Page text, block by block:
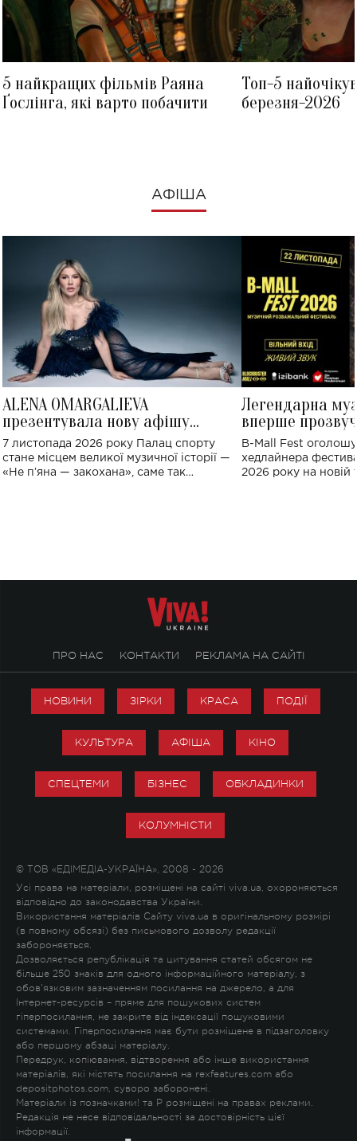
5 найкращих фільмів Раяна
Ґослінга, які варто побачити
Топ-5
березня-2026
АФІША
ALENA OMARGALIEVA
презентувала нову афішу
великого концерту в Палаці
спорту
7 листопада 2026 року Палац спорту
стане місцем великої музичної історії —
«Не пʼяна — закохана», саме так
Легендарна
вперше
Україні: де
B-Mall Fest
хедлайнера
2026 року на новій
ПРО НАС КОНТАКТИ РЕКЛАМА НА САЙТІ
НОВИНИ ЗІРКИ КРАСА ПОДІЇ
КУЛЬТУРА АФІША КІНО
СПЕЦТЕМИ БІЗНЕС ОБКЛАДИНКИ
КОЛУМНІСТИ
© ТОВ «ЕДІМЕДІА-УКРАЇНА», 2008 - 2026
Усі права на матеріали, розміщені на сайті viva.ua, охороняються
відповідно до законодавства України.
Використання матеріалів Сайту viva.ua в оригінальному розмірі
(в повному обсязі) без письмового дозволу редакції
забороняється.
Дозволяється републікація та цитування статей обсягом не
більше 250 знаків для одного інформаційного матеріалу, з
обов'язковим зазначенням посилання на джерело, а для
Інтернет-ресурсів – пряме для пошукових систем
гіперпосилання, не закрите від індексації пошуковими
системами. Гіперпосилання має бути розміщене в підзаголовку
або першому абзаці матеріалу.
Передрук, копіювання, відтворення або інше використання
матеріалів, які містять посилання на rexfeatures.com або
depositphotos.com, суворо заборонені.
Матеріали із позначками! та P розміщені на правах реклами.
Редакція не несе відповідальності за достовірність цієї
інформації.